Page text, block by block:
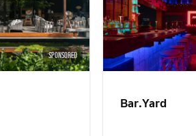
SPONSORED
Bar.Yard